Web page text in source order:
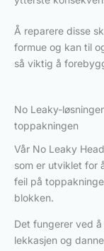
Å reparere disse
formue og kan til
så viktig å
No Leaky-
toppakningen
Vår No Leaky
som er utviklet for
feil på
blokken.
Det fungerer ved
lekkasjen og